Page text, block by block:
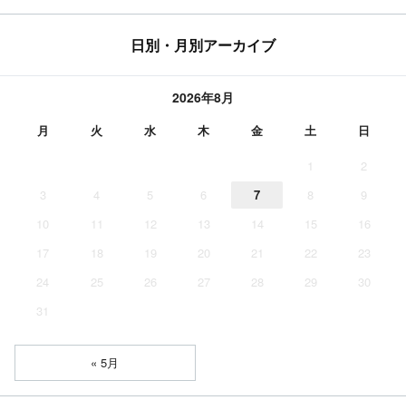
日別・月別アーカイブ
2026年8月
月 火 水 木 金 土 日
1
2
3
4 5 6 7 8
9
10
11 12 13 14 15
16
17
18 19 20 21 22
23
24
25 26 27 28 29
30
31
« 5月